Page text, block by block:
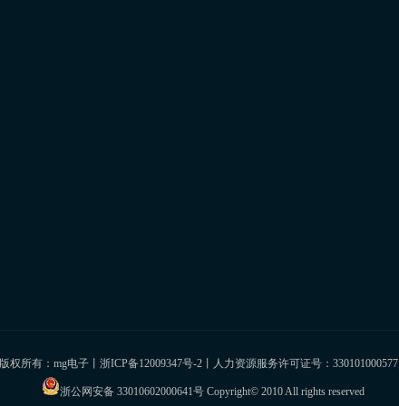
权所有：mg电子丨 浙ICP备12009347号-2丨人力资源服务许可证号：330101000577
浙公网安备 33010602000641号 Copyright© 2010 All rights reserved